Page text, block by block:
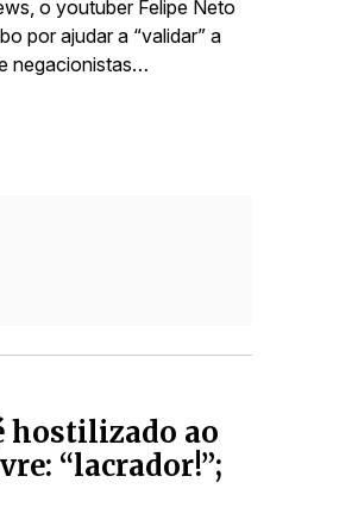
o youtuber Felipe Neto
por ajudar a “validar” a
negacionistas…
hostilizado ao
“lacrador!”;